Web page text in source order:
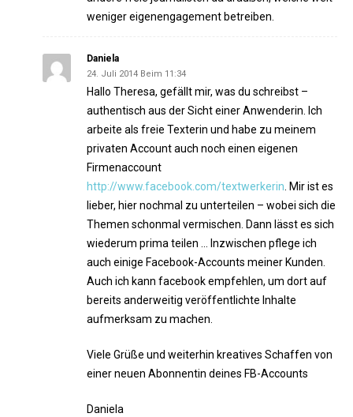
weniger eigenengagement betreiben.
Daniela
24. Juli 2014 Beim 11:34
Hallo Theresa, gefällt mir, was du schreibst –
authentisch aus der Sicht einer Anwenderin. Ich
arbeite als freie Texterin und habe zu meinem
privaten Account auch noch einen eigenen
Firmenaccount
http://www.facebook.com/textwerkerin . Mir ist es
lieber, hier nochmal zu unterteilen – wobei sich die
Themen schonmal vermischen. Dann lässt es sich
wiederum prima teilen … Inzwischen pflege ich
auch einige Facebook-Accounts meiner Kunden.
Auch ich kann facebook empfehlen, um dort auf
bereits anderweitig veröffentlichte Inhalte
aufmerksam zu machen.
Viele Grüße und weiterhin kreatives Schaffen von
einer neuen Abonnentin deines FB-Accounts
Daniela